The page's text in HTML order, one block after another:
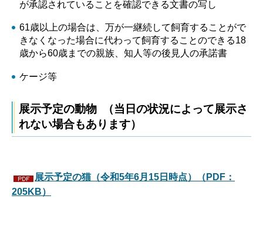
が承認されていることを確認できる文書の写し
61歳以上の場合は、万が一継続して飼育することがで
きなくなった場合に代わって飼育することのできる18
歳から60歳までの親族、知人等の後見人の承諾書
ケージ等
展示予定の動物 （当日の状況によって展示さ
れない場合もあります）
展示予定の猫（令和5年6月15日時点）（PDF：
205KB）